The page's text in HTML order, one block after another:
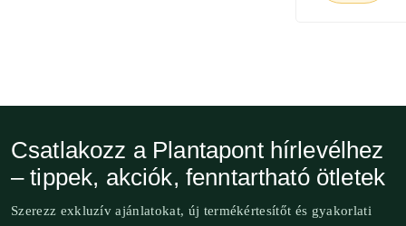
Csatlakozz a Plantapont hírlevélhez
– tippek, akciók, fenntartható ötletek
Szerezz exkluzív ajánlatokat, új termékértesítőt és gyakorlati